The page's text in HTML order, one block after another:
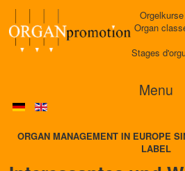
Organ
Stages
Menu
ORGAN MANAGEMENT IN EUROPE
LABEL